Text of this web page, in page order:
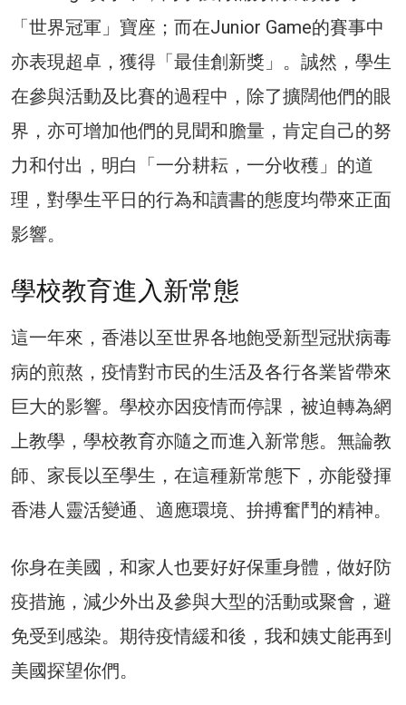
「世界冠軍」寶座；而在Junior Game的賽事中
亦表現超卓，獲得「最佳創新獎」。誠然，學生
在參與活動及比賽的過程中，除了擴闊他們的眼
界，亦可增加他們的見聞和膽量，肯定自己的努
力和付出，明白「一分耕耘，一分收穫」的道
理，對學生平日的行為和讀書的態度均帶來正面
影響。
學校教育進入新常態
這一年來，香港以至世界各地飽受新型冠狀病毒
病的煎熬，疫情對市民的生活及各行各業皆帶來
巨大的影響。學校亦因疫情而停課，被迫轉為網
上教學，學校教育亦隨之而進入新常態。無論教
師、家長以至學生，在這種新常態下，亦能發揮
香港人靈活變通、適應環境、拚搏奮鬥的精神。
你身在美國，和家人也要好好保重身體，做好防
疫措施，減少外出及參與大型的活動或聚會，避
免受到感染。期待疫情緩和後，我和姨丈能再到
美國探望你們。